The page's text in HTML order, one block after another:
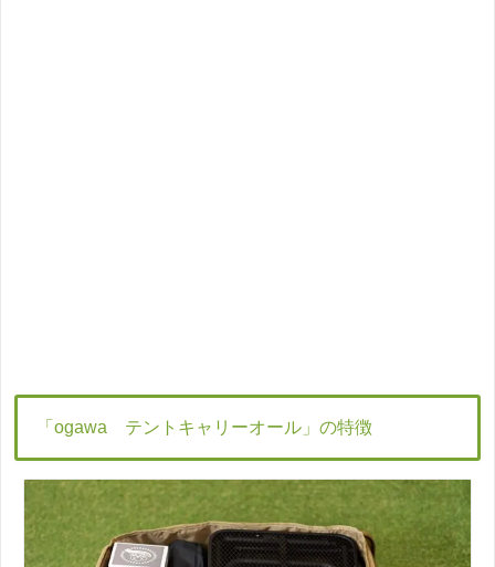
「ogawa テントキャリーオール」の特徴